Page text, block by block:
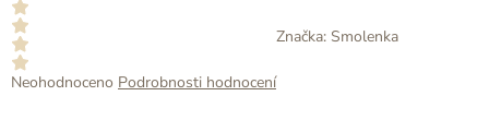
Průměrné
Neohodnoceno Podrobnosti hodnocení
Značka: Smolenka